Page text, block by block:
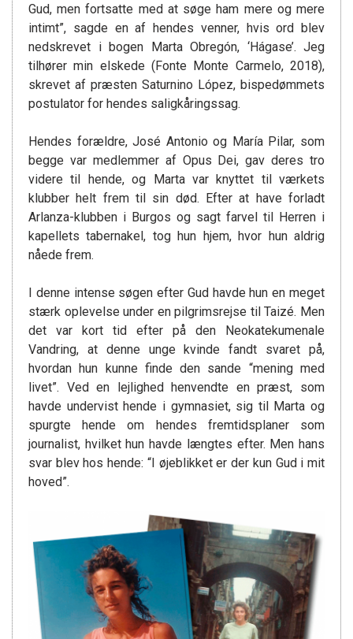
Gud, men fortsatte med at søge ham mere og mere
intimt”, sagde en af hendes venner, hvis ord blev
nedskrevet i bogen Marta Obregón, ‘Hágase’. Jeg
tilhører min elskede (Fonte Monte Carmelo, 2018),
skrevet af præsten Saturnino López, bispedømmets
postulator for hendes saligkåringssag.
Hendes forældre, José Antonio og María Pilar, som
begge var medlemmer af Opus Dei, gav deres tro
videre til hende, og Marta var knyttet til værkets
klubber helt frem til sin død. Efter at have forladt
Arlanza-klubben i Burgos og sagt farvel til Herren i
kapellets tabernakel, tog hun hjem, hvor hun aldrig
nåede frem.
I denne intense søgen efter Gud havde hun en meget
stærk oplevelse under en pilgrimsrejse til Taizé. Men
det var kort tid efter på den Neokatekumenale
Vandring, at denne unge kvinde fandt svaret på,
hvordan hun kunne finde den sande “mening med
livet”. Ved en lejlighed henvendte en præst, som
havde undervist hende i gymnasiet, sig til Marta og
spurgte hende om hendes fremtidsplaner som
journalist, hvilket hun havde længtes efter. Men hans
svar blev hos hende: “I øjeblikket er der kun Gud i mit
hoved”.